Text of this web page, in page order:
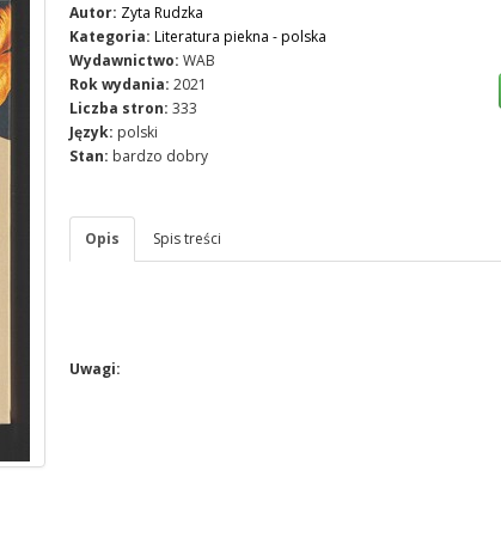
Autor: Zyta Rudzka
Kategoria: Literatura piekna - polska
Wydawnictwo: WAB
Rok wydania: 2021
Liczba stron: 333
Język: polski
Stan: bardzo dobry
Opis Spis treści
Uwagi: